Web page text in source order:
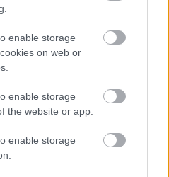
enable storage
on web or
enable storage
the website or app.
enable storage
ellenőrzést tart a
a utakon
a kivitelezők a
napelemes és fűtési
támogató pályázatra